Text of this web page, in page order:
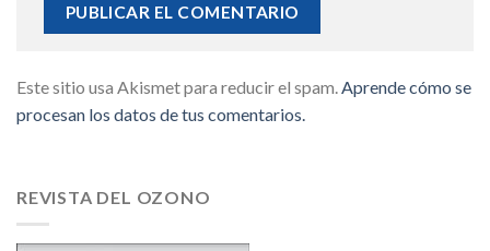
Este sitio usa Akismet para reducir el spam.Aprende cómo se
procesan los datos de tus comentarios.
REVISTA DEL OZONO